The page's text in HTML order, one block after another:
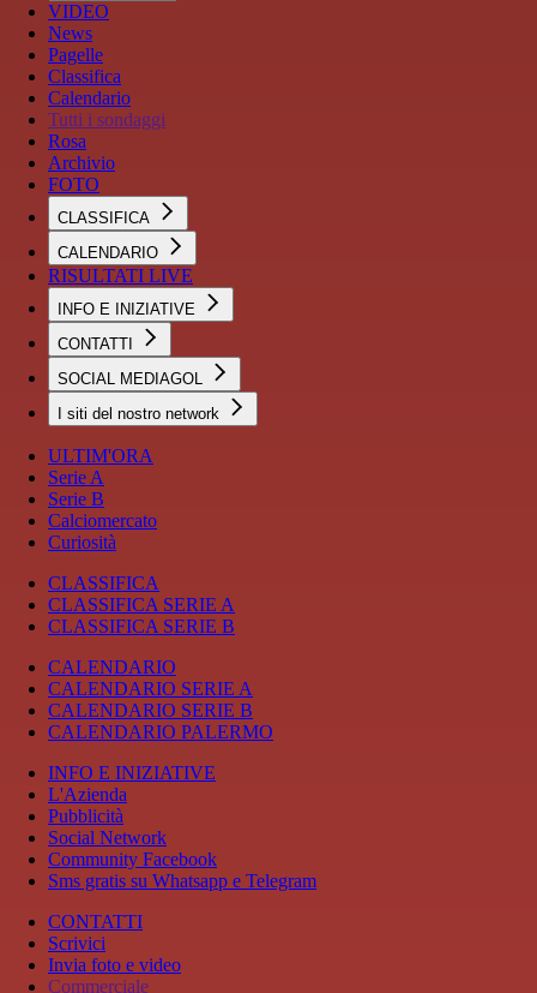
VIDEO
News
Pagelle
Classifica
Calendario
Tutti i sondaggi
Rosa
Archivio
FOTO
CLASSIFICA
CALENDARIO
RISULTATI LIVE
INFO E INIZIATIVE
CONTATTI
SOCIAL MEDIAGOL
I siti del nostro network
ULTIM'ORA
Serie A
Serie B
Calciomercato
Curiosità
CLASSIFICA
CLASSIFICA SERIE A
CLASSIFICA SERIE B
CALENDARIO
CALENDARIO SERIE A
CALENDARIO SERIE B
CALENDARIO PALERMO
INFO E INIZIATIVE
L'Azienda
Pubblicità
Social Network
Community Facebook
Sms gratis su Whatsapp e Telegram
CONTATTI
Scrivici
Invia foto e video
Commerciale